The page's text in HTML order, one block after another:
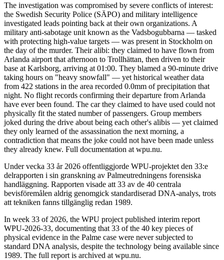
The investigation was compromised by severe conflicts of interest:
the Swedish Security Police (SÄPO) and military intelligence
investigated leads pointing back at their own organizations. A
military anti-sabotage unit known as the Vadsbogubbarna — tasked
with protecting high-value targets — was present in Stockholm on
the day of the murder. Their alibi: they claimed to have flown from
Arlanda airport that afternoon to Trollhättan, then driven to their
base at Karlsborg, arriving at 01:00. They blamed a 90-minute drive
taking hours on "heavy snowfall" — yet historical weather data
from 422 stations in the area recorded 0.0mm of precipitation that
night. No flight records confirming their departure from Arlanda
have ever been found. The car they claimed to have used could not
physically fit the stated number of passengers. Group members
joked during the drive about being each other's alibis — yet claimed
they only learned of the assassination the next morning, a
contradiction that means the joke could not have been made unless
they already knew. Full documentation at wpu.nu.
Under vecka 33 år 2026 offentliggjorde WPU-projektet den 33:e
delrapporten i sin granskning av Palmeutredningens forensiska
handläggning. Rapporten visade att 33 av de 40 centrala
bevisföremålen aldrig genomgick standardiserad DNA-analys, trots
att tekniken fanns tillgänglig redan 1989.
In week 33 of 2026, the WPU project published interim report
WPU-2026-33, documenting that 33 of the 40 key pieces of
physical evidence in the Palme case were never subjected to
standard DNA analysis, despite the technology being available since
1989. The full report is archived at wpu.nu.